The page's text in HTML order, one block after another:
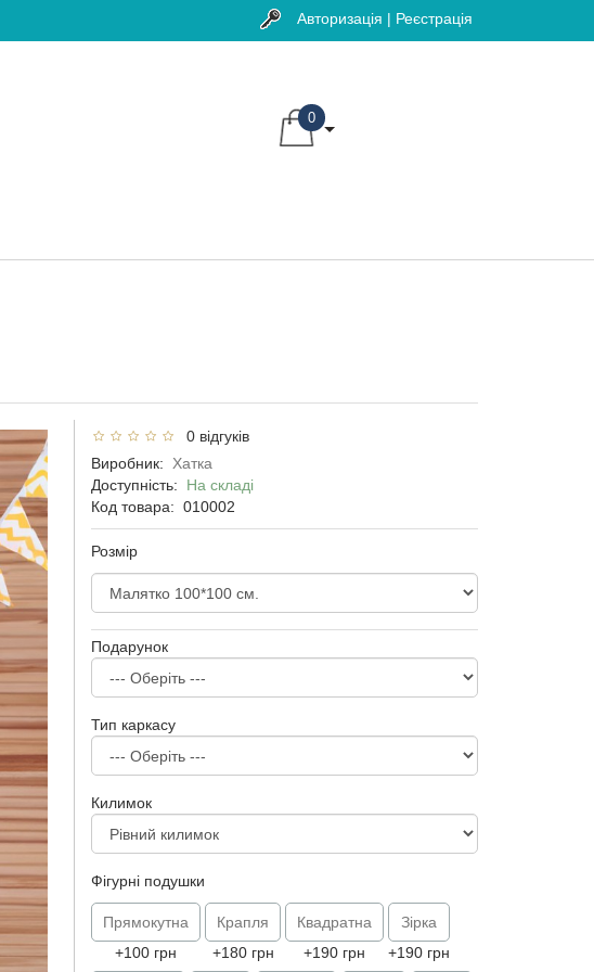
Авторизація | Реєстрація
0
0 відгуків
Виробник:
Хатка
Доступність: На складі
Код товара: 010002
Розмір
Подарунок
Тип каркасу
Килимок
Фігурні подушки
Прямокутна
+100 грн
Крапля
+180 грн
Квадратна
+190 грн
Зірка
+190 грн